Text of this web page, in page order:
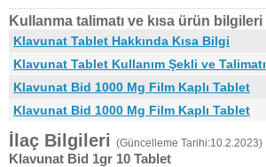
Kullanma talimatı ve kısa ürün bilgileri
Klavunat Tablet Hakkında Kısa Bilgi
Klavunat Tablet Kullanım Şekli ve Talimatı
Klavunat Bid 1000 Mg Film Kaplı Tablet
Klavunat Bid 1000 Mg Film Kaplı Tablet
İlaç Bilgileri (Güncelleme Tarihi:10.2.2023)
Klavunat Bid 1gr 10 Tablet